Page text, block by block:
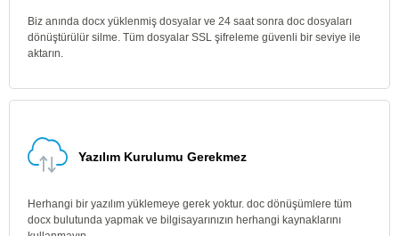
Biz anında docx yüklenmiş dosyalar ve 24 saat sonra doc dosyaları
dönüştürülür silme. Tüm dosyalar SSL şifreleme güvenli bir seviye ile
aktarın.
Yazılım Kurulumu Gerekmez
Herhangi bir yazılım yüklemeye gerek yoktur. doc dönüşümlere tüm
docx bulutunda yapmak ve bilgisayarınızın herhangi kaynaklarını